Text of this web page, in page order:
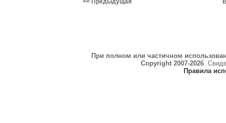
<< Предыдущая
При полном или частичном
Copyright 2007-2026.
Правила